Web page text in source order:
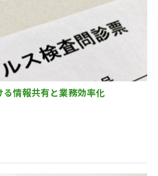
る情報共有と業務効率化